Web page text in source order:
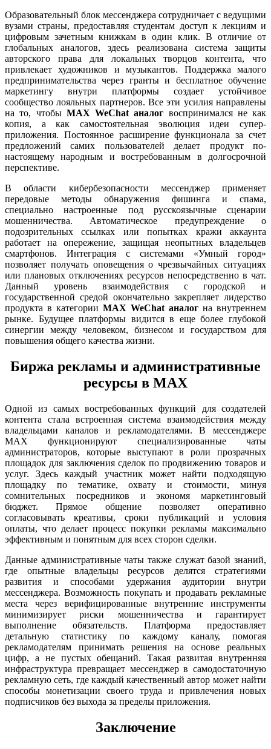
Образовательный блок мессенджера сотрудничает с ведущими
вузами страны, предоставляя студентам доступ к лекциям и
цифровым зачетным книжкам в один клик. В отличие от
глобальных аналогов, здесь реализована система защиты
авторского права для локальных творцов контента, что
привлекает художников и музыкантов. Поддержка малого
предпринимательства через гранты и бесплатное обучение
маркетингу внутри платформы создает устойчивое
сообщество лояльных партнеров. Все эти усилия направлены
на то, чтобы MAX WeChat аналог воспринимался не как
копия, а как самостоятельная эволюция идеи супер-
приложения. Постоянное расширение функционала за счет
предложений самих пользователей делает продукт по-
настоящему народным и востребованным в долгосрочной
перспективе.
В области кибербезопасности мессенджер применяет
передовые методы обнаружения фишинга и спама,
специально настроенные под русскоязычные сценарии
мошенничества. Автоматическое предупреждение о
подозрительных ссылках или попытках кражи аккаунта
работает на опережение, защищая неопытных владельцев
смартфонов. Интеграция с системами «Умный город»
позволяет получать оповещения о чрезвычайных ситуациях
или плановых отключениях ресурсов непосредственно в чат.
Данный уровень взаимодействия с городской и
государственной средой окончательно закрепляет лидерство
продукта в категории MAX WeChat аналог на внутреннем
рынке. Будущее платформы видится в еще более глубокой
синергии между человеком, бизнесом и государством для
повышения общего качества жизни.
Биржа рекламы и административные
ресурсы в MAX
Одной из самых востребованных функций для создателей
контента стала встроенная система взаимодействия между
владельцами каналов и рекламодателями. В мессенджере
MAX функционируют специализированные чаты
администраторов, которые выступают в роли прозрачных
площадок для заключения сделок по продвижению товаров и
услуг. Здесь каждый участник может найти подходящую
площадку по тематике, охвату и стоимости, минуя
сомнительных посредников и экономя маркетинговый
бюджет. Прямое общение позволяет оперативно
согласовывать креативы, сроки публикаций и условия
оплаты, что делает процесс покупки рекламы максимально
эффективным и понятным для всех сторон сделки.
Данные административные чаты также служат базой знаний,
где опытные владельцы ресурсов делятся стратегиями
развития и способами удержания аудитории внутри
мессенджера. Возможность покупать и продавать рекламные
места через верифицированные внутренние инструменты
минимизирует риски мошенничества и гарантирует
выполнение обязательств. Платформа предоставляет
детальную статистику по каждому каналу, помогая
рекламодателям принимать решения на основе реальных
цифр, а не пустых обещаний. Такая развитая внутренняя
инфраструктура превращает мессенджер в самодостаточную
рекламную сеть, где каждый качественный автор может найти
способы монетизации своего труда и привлечения новых
подписчиков без выхода за пределы приложения.
Заключение